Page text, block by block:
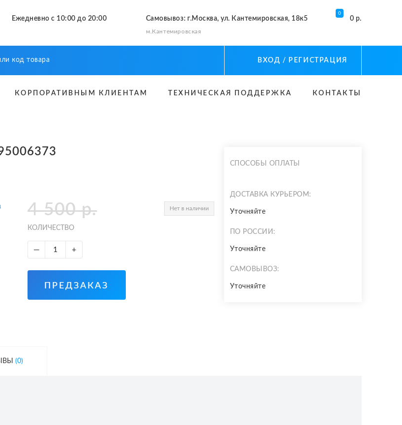
Ежедневно с 10:00 до 20:00 Самовывоз: г.Москва, ул. Кантемировская, 18к5
м.Кантемировская
0
0 р.
ВХОД / РЕГИСТРАЦИЯ
КОРПОРАТИВНЫМ КЛИЕНТАМ ТЕХНИЧЕСКАЯ ПОДДЕРЖКА КОНТАКТЫ
4 500р. Нет в наличии
КОЛИЧЕСТВО
— +
ПРЕДЗАКАЗ
СПОСОБЫ ОПЛАТЫ
ДОСТАВКА КУРЬЕРОМ:
Уточняйте
ПО РОССИИ:
Уточняйте
САМОВЫВОЗ:
Уточняйте
(0)